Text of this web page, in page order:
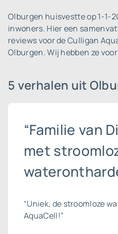
Olburgen huisvestte op 1-1-
inwoners. Hier een
reviews voor de Culligan
Olburgen. Wij hebben ze
5 verhalen uit
“Familie van
met
“Uniek, de stroomloze
AquaCell!”